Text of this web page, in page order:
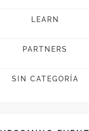
LEARN
PARTNERS
SIN CATEGORÍA